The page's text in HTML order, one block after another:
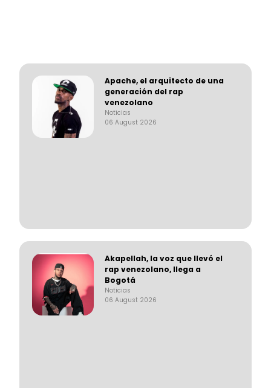
Apache, el arquitecto de una
generación del rap
venezolano
Noticias
06 August 2026
Akapellah, la voz que llevó el
rap venezolano, llega a
Bogotá
Noticias
06 August 2026